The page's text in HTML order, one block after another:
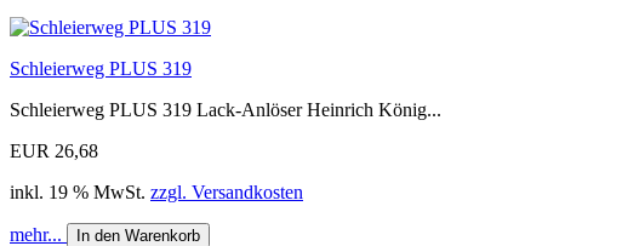
Schleierweg PLUS 319
Schleierweg PLUS 319 Lack-Anlöser Heinrich König...
EUR 26,68
inkl. 19 % MwSt. zzgl. Versandkosten
mehr... In den Warenkorb